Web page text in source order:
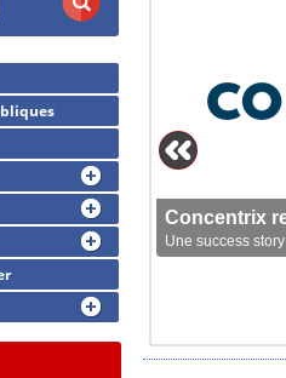
Concentrix
Une success